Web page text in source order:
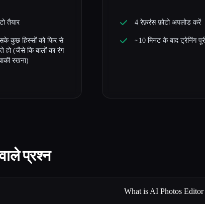
तैयार
कुछ हिस्सों को फिर से
(जैसे कि बालों का रंग
रखना)
4 रेफ़रंस फ़ोटो अपलोड करें
~10 मिनट के बाद ट्रेनिंग
प्रश्न
What is AI Photos Editor